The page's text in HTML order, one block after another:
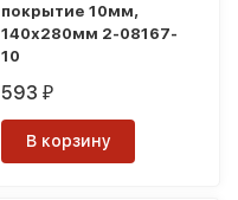
покрытие 10мм,
140х280мм 2-08167-
10
593₽
В корзину